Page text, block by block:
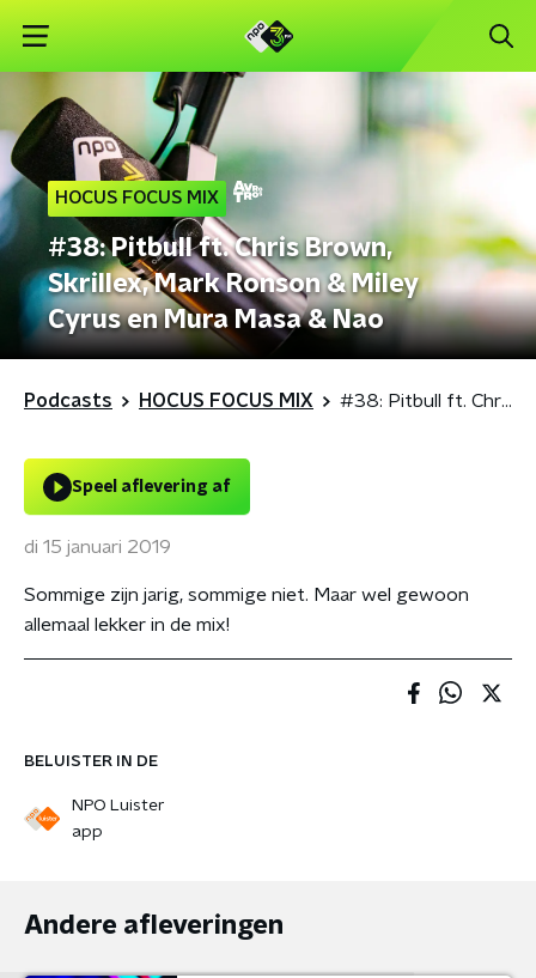
HOCUS FOCUS MIX
#38: Pitbull ft. Chris Brown,
Skrillex, Mark Ronson & Miley
Cyrus en Mura Masa & Nao
Podcasts HOCUS FOCUS MIX #38: Pitbull ft. Chris Brown, Skrillex, Mark Ronson & Miley Cyrus en Mura Masa & Nao
BELUISTER IN DE
NPO Luister
app
Speel aflevering af
di 15 januari 2019
Sommige zijn jarig, sommige niet. Maar wel gewoon
allemaal lekker in de mix!
Andere afleveringen